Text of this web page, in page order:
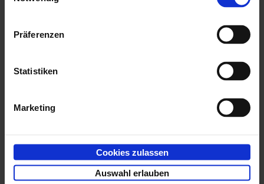
Präferenzen
Statistiken
Marketing
Cookies zulassen
Auswahl erlauben
Multipage-Tiffs
Papierkorb entleeren
Die Aktion leert nach
Hashwerte für bereits
Die Hashwerte können
zugleich signiert
werden.